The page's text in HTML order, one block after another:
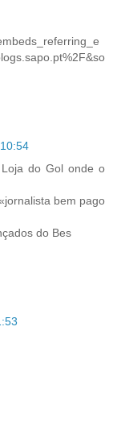
do Gol onde o
bem pago
do Bes